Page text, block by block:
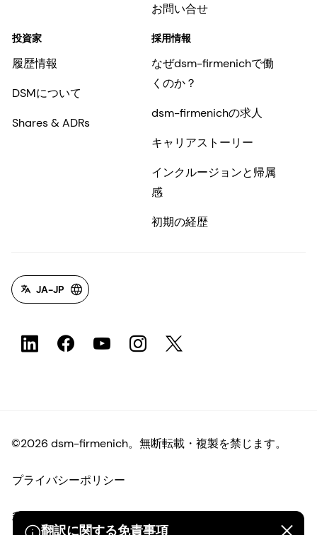
翻訳に関する免責事項
お問い合せ
投資家
履歴情報
DSMについて
Shares & ADRs
採用情報
なぜdsm-firmenichで働
くのか？
dsm-firmenichの求人
キャリアストーリー
インクルージョンと帰属
感
初期の経歴
JA-JP
©2026 dsm-firmenich。無断転載・複製を禁じます。
プライバシーポリシー
利用規約